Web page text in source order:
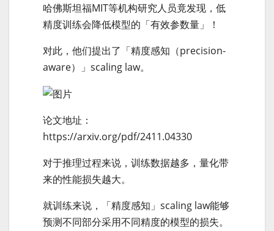
哈佛斯坦福MIT等机构研究人员竟发现，低
精度训练会降低模型的「有效参数量」！
对此，他们提出了「精度感知（precision-
aware）」scaling law。
论文地址：
https://arxiv.org/pdf/2411.04330
对于推理过程来说，训练数据越多，量化带
来的性能损失越大。
就训练来说，「精度感知」scaling law能够
预测不同部分采用不同精度的模型的损失。